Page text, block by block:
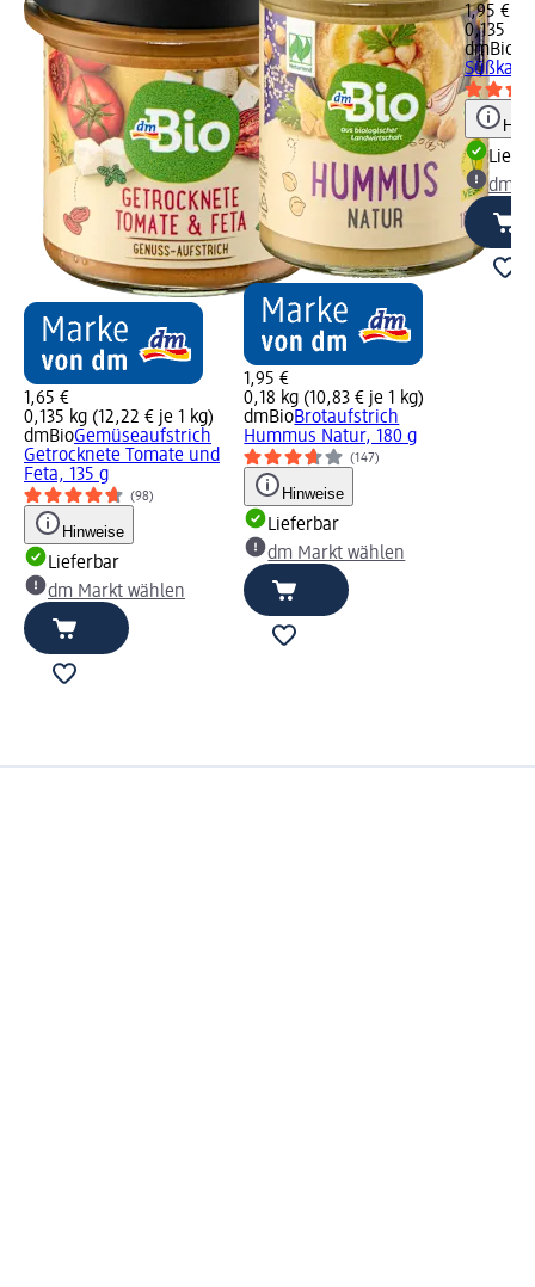
1,65 €
0,135 kg (12,22 € je 1 kg)
dmBioGemüseaufstrich
Getrocknete Tomate und
Feta, 135 g
(98)
Hinweise
Lieferbar
dm Markt wählen
1,95 €
0,18 kg (10,83 € je 1 kg)
dmBioBrotaufstrich
Hummus Natur, 180 g
(147)
Hinweise
Lieferbar
dm Markt wählen
1,95 €
0,135 kg
dmBio
dm